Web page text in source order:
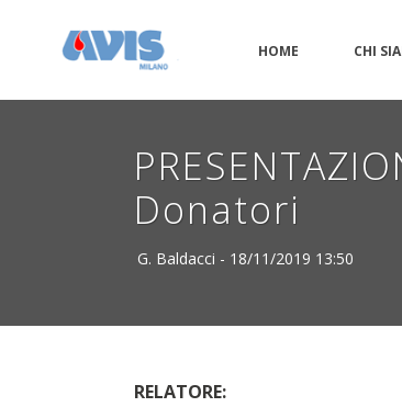
HOME CHI
Donatori
G. Baldacci - 18/11/2019 13:50
RELATORE: